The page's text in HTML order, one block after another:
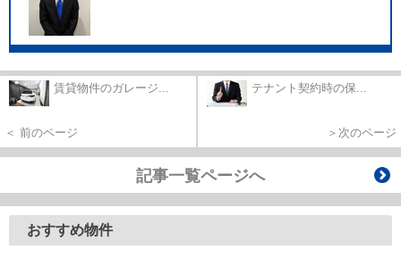
賃貸物件のガレージ...
＜ 前のページ
テナント契約時の保...
＞次のページ
記事一覧ページへ
おすすめ物件